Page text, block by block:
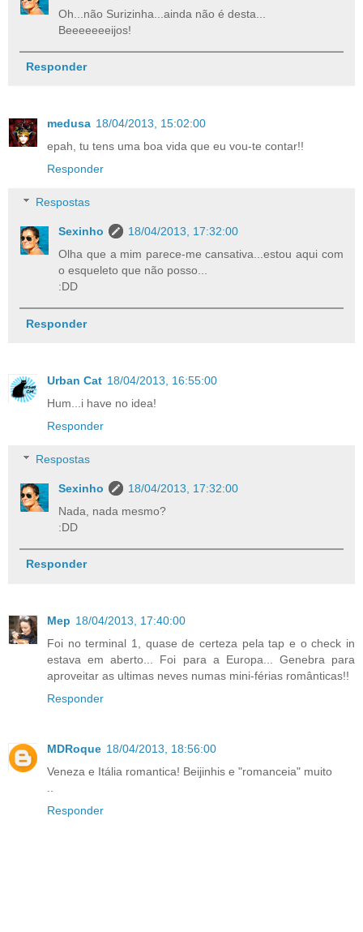
Oh...não Surizinha...ainda não é desta...
Beeeeeeeijos!
Responder
medusa 18/04/2013, 15:02:00
epah, tu tens uma boa vida que eu vou-te contar!!
Responder
Respostas
Sexinho
18/04/2013, 17:32:00
Olha que a mim parece-me cansativa...estou aqui com
o esqueleto que não posso...
:DD
Responder
Urban Cat 18/04/2013, 16:55:00
Hum...i have no idea!
Responder
Respostas
Sexinho
18/04/2013, 17:32:00
Nada, nada mesmo?
:DD
Responder
Mep 18/04/2013, 17:40:00
Foi no terminal 1, quase de certeza pela tap e o check in
estava em aberto... Foi para a Europa... Genebra para
aproveitar as ultimas neves numas mini-férias românticas!!
Responder
MDRoque 18/04/2013, 18:56:00
Veneza e Itália romantica! Beijinhis e "romanceia" muito
..
Responder